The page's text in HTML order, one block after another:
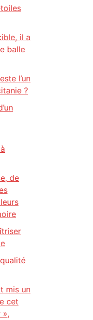
il a
balle
l’un
?
de
mis un
cet
»,